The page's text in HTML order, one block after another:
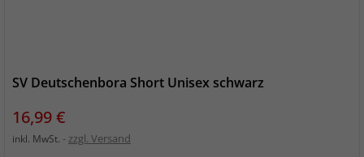
SV Deutschenbora Short Unisex schwarz
Preis
16,99 €
inkl. MwSt. zzgl. Versand